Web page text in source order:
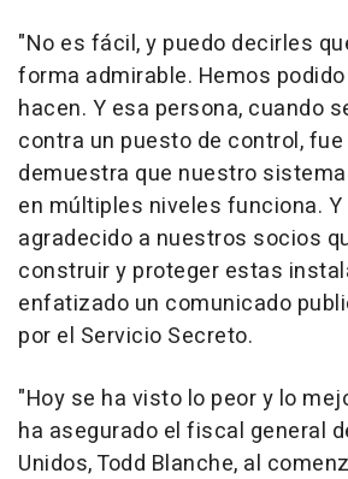
"No es fácil, y puedo decirles
forma admirable. Hemos
hacen. Y esa persona, cuando
contra un puesto de control,
demuestra que nuestro
en múltiples niveles funciona.
agradecido a nuestros socios
construir y proteger estas
enfatizado un comunicado
por el Servicio Secreto.
"Hoy se ha visto lo peor y lo
ha asegurado el fiscal general
Unidos, Todd Blanche, al